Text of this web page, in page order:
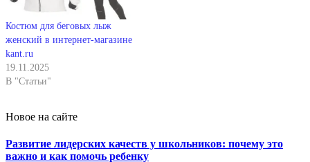
Костюм для беговых лыж
женский в интернет-магазине
kant.ru
19.11.2025
В "Статьи"
Новое на сайте
Развитие лидерских качеств у школьников: почему это
важно и как помочь ребенку